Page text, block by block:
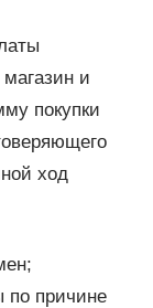
и
покупки
ход
по причине